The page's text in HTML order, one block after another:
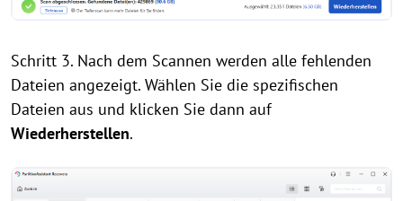
Schritt 3. Nach dem Scannen werden alle fehlenden
Dateien angezeigt. Wählen Sie die spezifischen
Dateien aus und klicken Sie dann auf
Wiederherstellen.